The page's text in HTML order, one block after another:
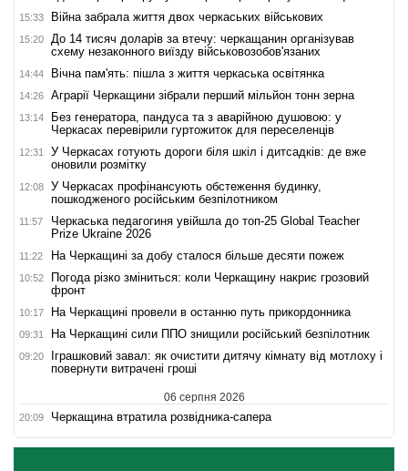
15:33 Війна забрала життя двох черкаських військових
15:20
До 14 тисяч доларів за втечу: черкащанин організував
схему незаконного виїзду військовозобов'язаних
14:44 Вічна пам'ять: пішла з життя черкаська освітянка
14:26 Аграрії Черкащини зібрали перший мільйон тонн зерна
13:14
Без генератора, пандуса та з аварійною душовою: у
Черкасах перевірили гуртожиток для переселенців
12:31
У Черкасах готують дороги біля шкіл і дитсадків: де вже
оновили розмітку
12:08
У Черкасах профінансують обстеження будинку,
пошкодженого російським безпілотником
11:57
Черкаська педагогиня увійшла до топ-25 Global Teacher
Prize Ukraine 2026
11:22 На Черкащині за добу сталося більше десяти пожеж
10:52
Погода різко зміниться: коли Черкащину накриє грозовий
фронт
10:17 На Черкащині провели в останню путь прикордонника
09:31 На Черкащині сили ППО знищили російський безпілотник
09:20
Іграшковий завал: як очистити дитячу кімнату від мотлоху і
повернути витрачені гроші
06 серпня 2026
20:09 Черкащина втратила розвідника-сапера